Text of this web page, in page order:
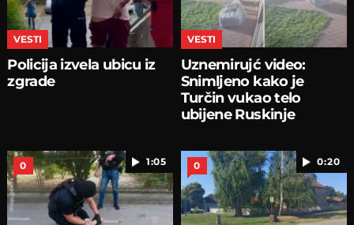
VESTI
Policija izvela ubicu iz
zgrade
VESTI
Uznemirujć video:
Snimljeno kako je
Turčin vukao telo
ubijene Ruskinje
1:05
0 0:20
0